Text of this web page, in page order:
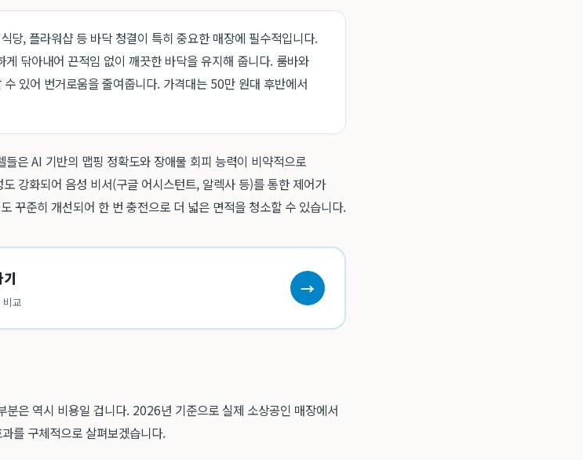
당, 플라워샵 등 바닥 청결이 특히 중요한 매장에 필수적입니다.
닦아내어 끈적임 없이 깨끗한 바닥을 유지해 줍니다. 룸바와
있어 번거로움을 줄여줍니다. 가격대는 50만 원대 후반에서
들은 AI 기반의 맵핑 정확도와 장애물 회피 능력이 비약적으로
강화되어 음성 비서(구글 어시스턴트, 알렉사 등)를 통한 제어가
꾸준히 개선되어 한 번 충전으로 더 넓은 면적을 청소할 수 있습니다.
교
→
은 역시 비용일 겁니다. 2026년 기준으로 실제 소상공인 매장에서
를 구체적으로 살펴보겠습니다.